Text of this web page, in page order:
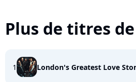
Plus de titres de
1 London's Greatest Love